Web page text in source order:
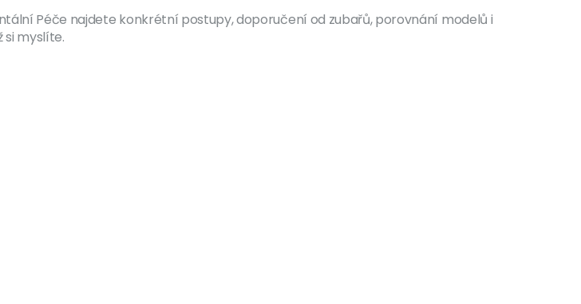
Péče najdete konkrétní postupy, doporučení od zubařů, porovnání modelů i
si myslíte.